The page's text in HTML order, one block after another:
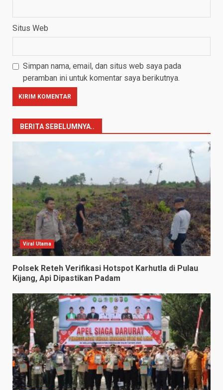
Situs Web
Simpan nama, email, dan situs web saya pada
peramban ini untuk komentar saya berikutnya.
BERITA SEBELUMNYA..
Viral Utama
Polsek Reteh Verifikasi Hotspot Karhutla di Pulau
Kijang, Api Dipastikan Padam